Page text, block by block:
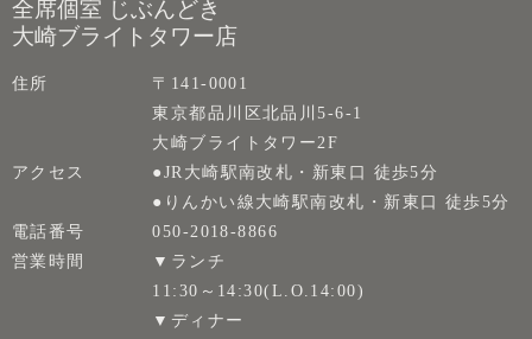
全席個室 じぶんどき
大崎ブライトタワー店
住所
〒141-0001
東京都品川区北品川5-6-1
大崎ブライトタワー2F
アクセス
●JR大崎駅南改札・新東口 徒歩5分
●りんかい線大崎駅南改札・新東口 徒歩5分
電話番号
050-2018-8866
営業時間
▼ランチ
11:30～14:30(L.O.14:00)
▼ディナー